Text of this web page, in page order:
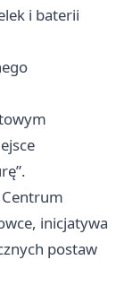
i baterii
inicjatywa
postaw